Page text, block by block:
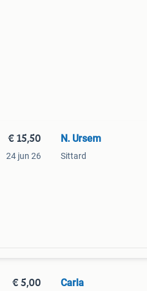
€ 15,50
24 jun 26
N. Ursem
Sittard
€ 5,00 Carla